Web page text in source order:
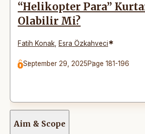
“Helikopter Para”
Olabilir Mi?
Fatih Konak Esra Özkahveci*
September 29, 2025Page 181-196
Aim & Scope